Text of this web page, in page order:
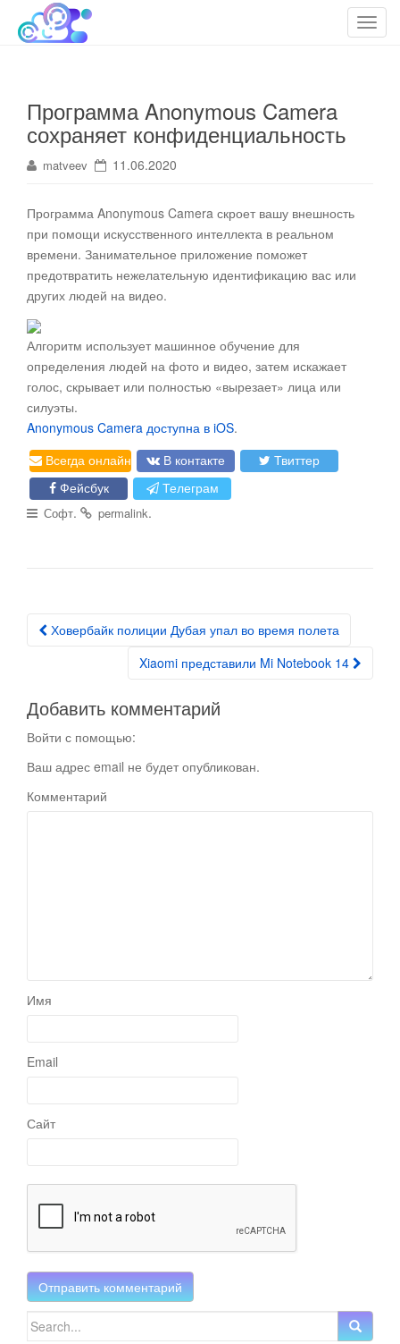
T
Облако технологий
cloudteh.ru
Программа Anonymous Camera
сохраняет конфиденциальность
matveev 11.06.2020
Программа Anonymous Camera скроет вашу внешность
при помощи искусственного интеллекта в реальном
времени. Занимательное приложение поможет
предотвратить нежелательную идентификацию вас или
других людей на видео.
Алгоритм использует машинное обучение для
определения людей на фото и видео, затем искажает
голос, скрывает или полностью «вырезает» лица или
силуэты.
Anonymous Camera доступна в iOS.
Всегда онлайн
В контакте
Твиттер
Фейсбук
Телеграм
Софт. permalink.
Post navigation
Ховербайк полиции Дубая упал во время полета
Xiaomi представили Mi Notebook 14
Добавить комментарий
Войти с помощью:
Ваш адрес email не будет опубликован.
Комментарий
Имя
Email
Сайт
Search for: